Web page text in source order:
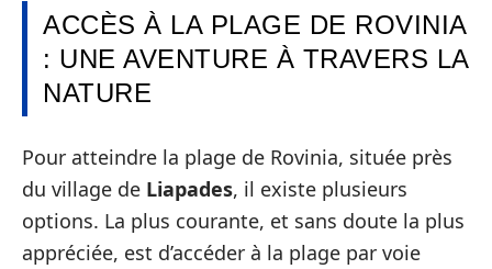
ACCÈS À LA PLAGE DE ROVINIA
: UNE AVENTURE À TRAVERS LA
NATURE
Pour atteindre la plage de Rovinia, située près
du village de Liapades, il existe plusieurs
options. La plus courante, et sans doute la plus
appréciée, est d’accéder à la plage par voie